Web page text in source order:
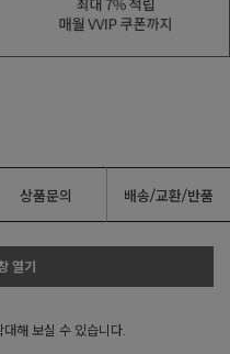
상품문의 배송/교환/반품
열기
해 보실 수 있습니다.